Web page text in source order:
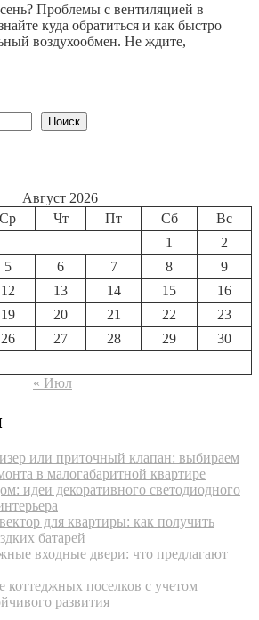
Проблемы с вентиляцией в
куда обратиться и как быстро
воздухообмен. Не ждите,
Поиск
Август 2026
Ср Чт Пт Сб
Вс
1
2
5 6 7 8
9
12 13 14 15
16
19 20 21 22
23
26 27 28 29
30
« Июл
или приточный клапан: выбираем
в малогабаритной квартире
идеи декоративного светодиодного
для квартиры: как получить
батарей
входные двери: что предлагают
коттеджных поселков с учетом
развития